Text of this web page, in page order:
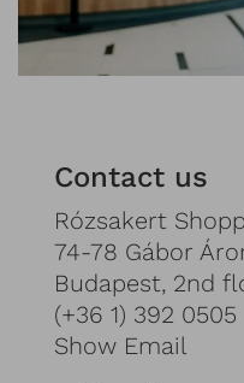
Contact us
Rózsakert
74-78 Gábor
Budapest, 2nd
(+36 1) 392 0505
Show Email